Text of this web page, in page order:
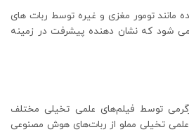
مانند تومور مغزی و غیره توسط ربات های
شود که نشان دهنده پیشرفت در زمینه
توسط فیلم‌های علمی تخیلی مختلف
تخیلی مملو از ربات‌های هوش مصنوعی